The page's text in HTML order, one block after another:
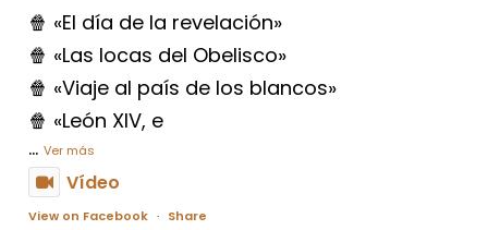
🍿 «El día de la revelación»
🍿 «Las locas del Obelisco»
🍿 «Viaje al país de los blancos»
🍿 «León XIV, e
... Ver más
Vídeo
View on Facebook · Share